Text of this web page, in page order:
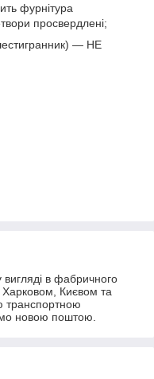
фурнітура
просвердлені;
— НЕ
в фабричного
Києвом та
транспортною
новою поштою.